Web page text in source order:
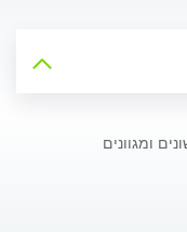
ומגוונים